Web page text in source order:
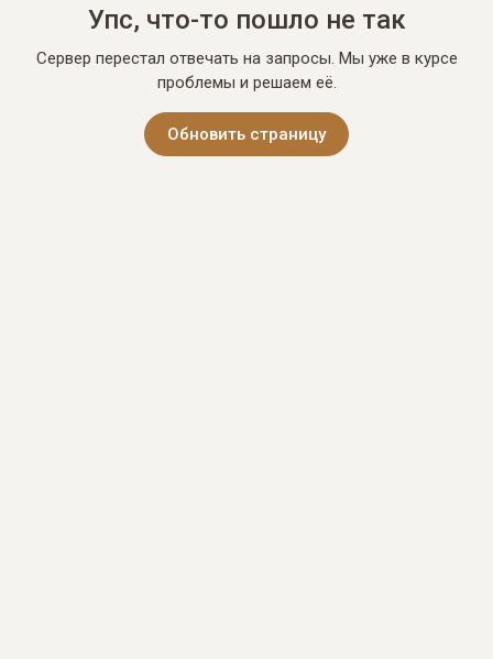
Упс, что-то пошло не так
Сервер перестал отвечать на запросы. Мы уже в курсе
проблемы и решаем её.
Обновить страницу